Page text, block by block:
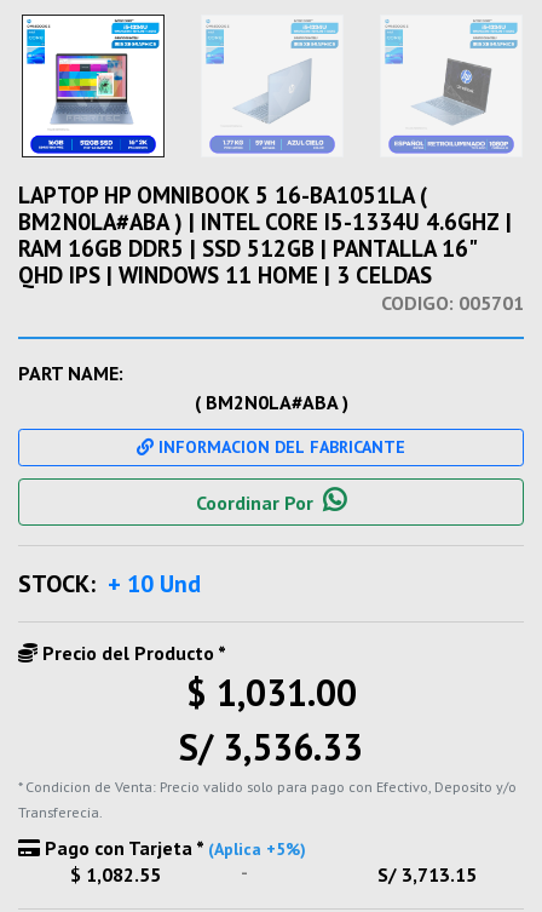
LAPTOP HP OMNIBOOK 5 16-BA1051LA (
BM2N0LA#ABA ) | INTEL CORE I5-1334U 4.6GHZ |
RAM 16GB DDR5 | SSD 512GB | PANTALLA 16"
QHD IPS | WINDOWS 11 HOME | 3 CELDAS
CODIGO: 005701
PART NAME:
( BM2N0LA#ABA )
INFORMACION DEL FABRICANTE
Coordinar Por
STOCK: + 10 Und
Precio del Producto *
$ 1,031.00
S/ 3,536.33
* Condicion de Venta: Precio valido solo para pago con Efectivo, Deposito y/o
Transferecia.
Pago con Tarjeta * (Aplica +5%)
$ 1,082.55 - S/ 3,713.15